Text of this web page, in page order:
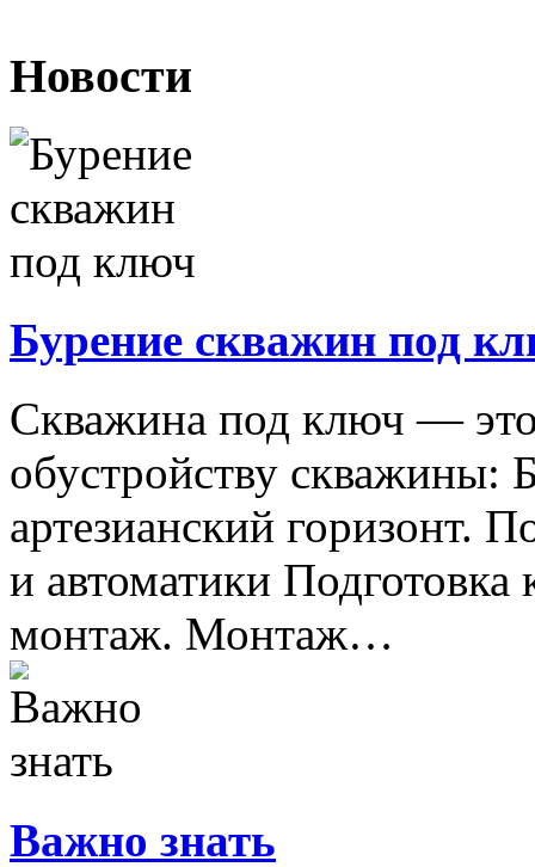
Новости
Бурение скважин под
Скважина под ключ —
обустройству скважины:
артезианский горизонт.
и автоматики Подготовка
монтаж. Монтаж…
Важно знать